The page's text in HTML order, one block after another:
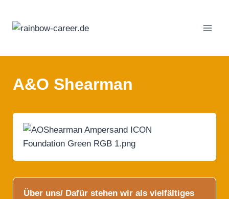
Inhalt
springen
A&O Shearman
Über uns/ Dafür stehen wir als vielfältiges